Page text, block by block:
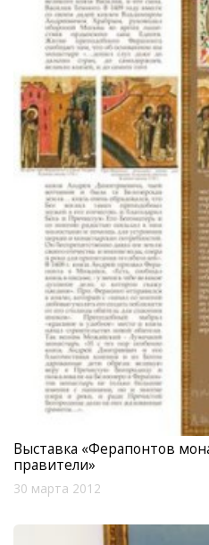
Выставка «Ферапонтов
правители»
30 марта 2012